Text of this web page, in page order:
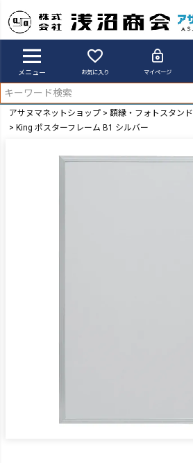
メニュー お気に入り マイページ
アサヌマネットショップ
額縁・フォトスタンド
King ポスターフレーム B1 シルバー